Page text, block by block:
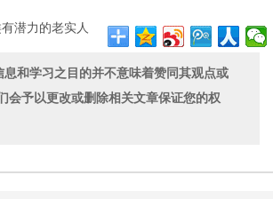
潜力的老实人
和学习之目的并不意味着赞同其观点或
会予以更改或删除相关文章保证您的权